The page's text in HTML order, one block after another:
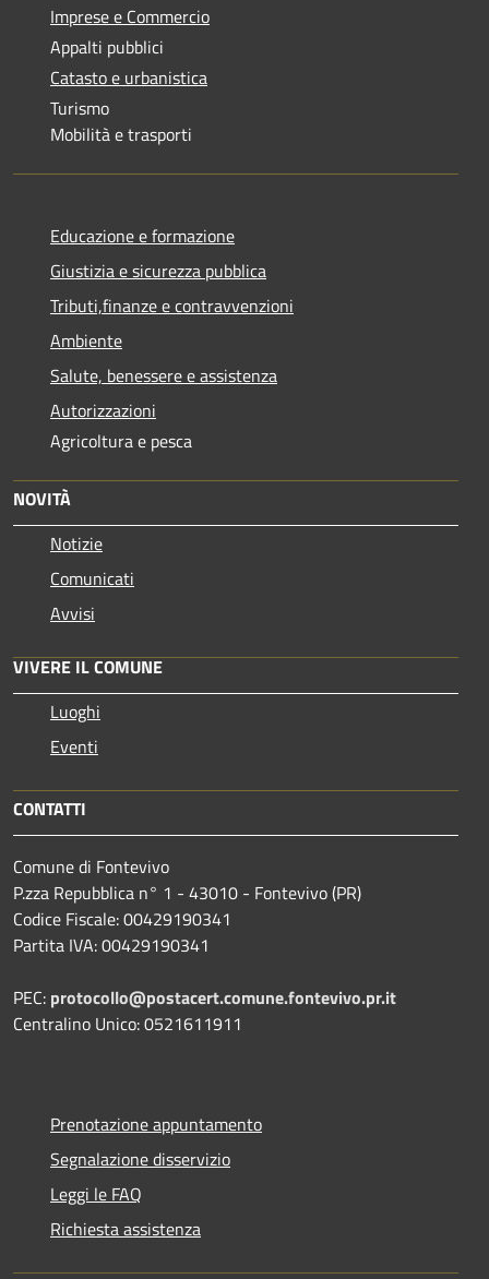
Imprese e Commercio
Appalti pubblici
Catasto e urbanistica
Turismo
Mobilità e trasporti
Educazione e formazione
Giustizia e sicurezza pubblica
Tributi,finanze e contravvenzioni
Ambiente
Salute, benessere e assistenza
Autorizzazioni
Agricoltura e pesca
NOVITÀ
Notizie
Comunicati
Avvisi
VIVERE IL COMUNE
Luoghi
Eventi
CONTATTI
Comune di Fontevivo
P.zza Repubblica n° 1 - 43010 - Fontevivo (PR)
Codice Fiscale: 00429190341
Partita IVA: 00429190341
PEC: protocollo@postacert.comune.fontevivo.pr.it
Centralino Unico: 0521611911
Prenotazione appuntamento
Segnalazione disservizio
Leggi le FAQ
Richiesta assistenza